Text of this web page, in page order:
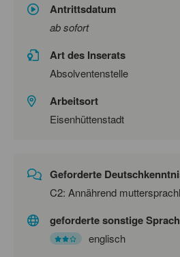
Antrittsdatum
ab sofort
Art des Inserats
Absolventenstelle
Arbeitsort
Eisenhüttenstadt
Geforderte
C2: Annährend
geforderte sonstige
englisch